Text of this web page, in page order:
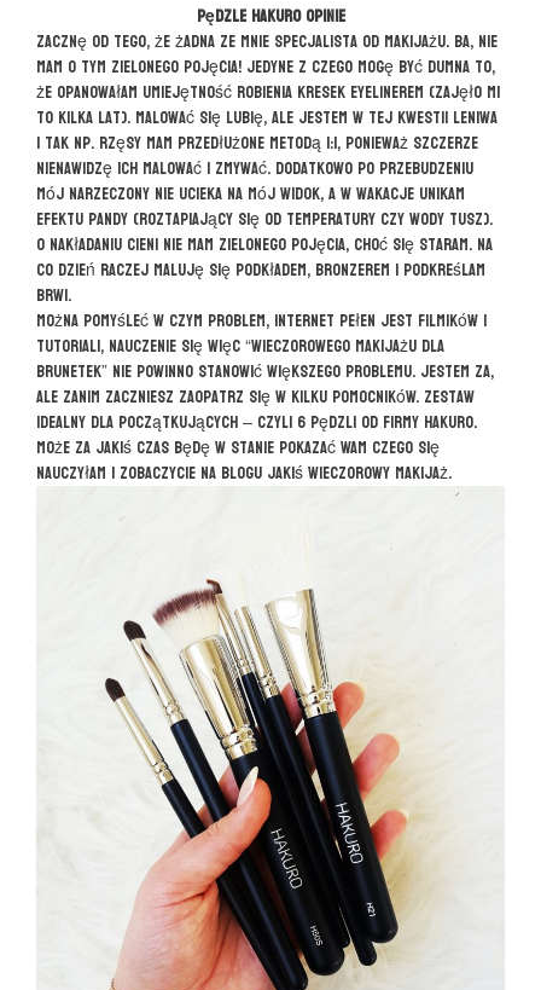
Pędzle HAKURO opinie
Zacznę od tego, że żadna ze mnie specjalista od makijażu. Ba, nie
mam o tym zielonego pojęcia! Jedyne z czego mogę być dumna to,
że opanowałam umiejętność robienia kresek eyelinerem (zajęło mi
to kilka lat). Malować się lubię, ale jestem w tej kwestii leniwa
i tak np. rzęsy mam przedłużone metodą 1:1, ponieważ szczerze
nienawidzę ich malować i zmywać. Dodatkowo po przebudzeniu
mój narzeczony nie ucieka na mój widok, a w wakacje unikam
efektu pandy (roztapiający się od temperatury czy wody tusz).
O nakładaniu cieni nie mam zielonego pojęcia, choć się staram. Na
co dzień raczej maluję się podkładem, bronzerem i podkreślam
brwi.
Można pomyśleć w czym problem, internet pełen jest filmików i
tutoriali, nauczenie się więc “wieczorowego makijażu dla
brunetek” nie powinno stanowić większego problemu. Jestem za,
ale zanim zaczniesz zaopatrz się w kilku pomocników. Zestaw
idealny dla początkujących – czyli 6 pędzli od firmy Hakuro.
Może za jakiś czas będę w stanie pokazać Wam czego się
nauczyłam i zobaczycie na blogu jakiś wieczorowy makijaż.